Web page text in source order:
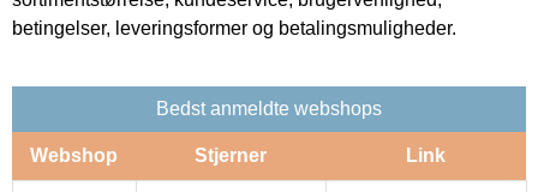
betingelser, leveringsformer og betalingsmuligheder.
Bedst anmeldte webshops
Webshop Stjerner Link